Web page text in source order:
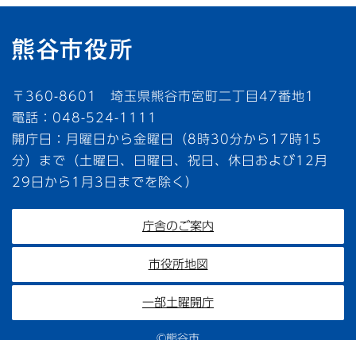
〒360-8601 埼玉県熊谷市宮町二丁目47番地1
電話：048-524-1111
開庁日：月曜日から金曜日（8時30分から17時15
分）まで（土曜日、日曜日、祝日、休日および12月
29日から1月3日までを除く）
庁舎のご案内
市役所地図
一部土曜開庁